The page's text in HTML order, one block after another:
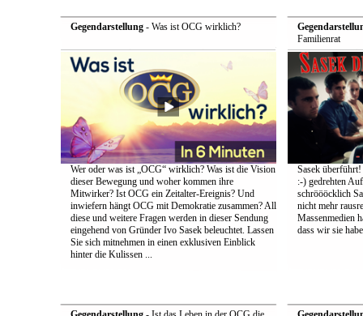
Gegendarstellung- Was ist OCG wirklich?
Wer oder was ist „OCG“ wirklich? Was ist die Vision
dieser Bewegung und woher kommen ihre
Mitwirker? Ist OCG ein Zeitalter-Ereignis? Und
inwiefern hängt OCG mit Demokratie zusammen? All
diese und weitere Fragen werden in dieser Sendung
eingehend von Gründer Ivo Sasek beleuchtet. Lassen
Sie sich mitnehmen in einen exklusiven Einblick
hinter die Kulissen ...
Familienrat
Sasek
:-) gedrehten
schröööcklich
nicht mehr
Massenmedien
dass wir sie